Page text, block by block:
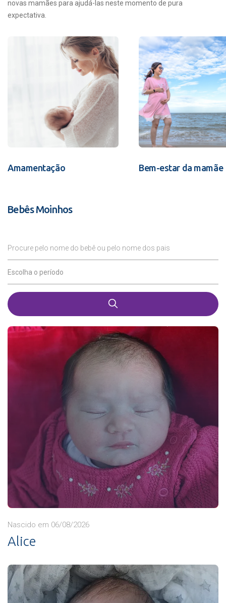
novas mamães para ajudá-las neste momento de pura
expectativa.
Amamentação Bem-estar da mamãe
Bebês Moinhos
Procure pelo nome do bebê ou pelo nome dos pais
Escolha o período
Nascido em 06/08/2026
Alice